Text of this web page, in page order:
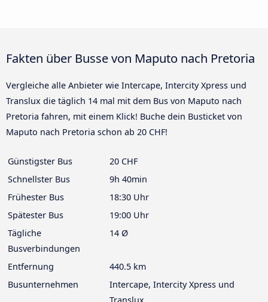
Fakten über Busse von Maputo nach Pretoria
Vergleiche alle Anbieter wie Intercape, Intercity Xpress und
Translux die täglich 14 mal mit dem Bus von Maputo nach
Pretoria fahren, mit einem Klick! Buche dein Busticket von
Maputo nach Pretoria schon ab 20 CHF!
Günstigster Bus
20 CHF
Schnellster Bus
9h 40min
Frühester Bus
18:30 Uhr
Spätester Bus
19:00 Uhr
Tägliche
Busverbindungen
14 Ø
Entfernung
440.5 km
Busunternehmen
Intercape, Intercity Xpress und